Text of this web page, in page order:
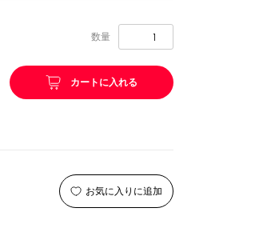
数量
カートに入れる
お気に入りに追加